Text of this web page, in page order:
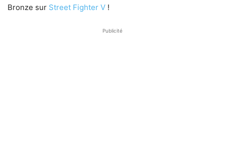
Bronze sur Street Fighter V !
Publicité